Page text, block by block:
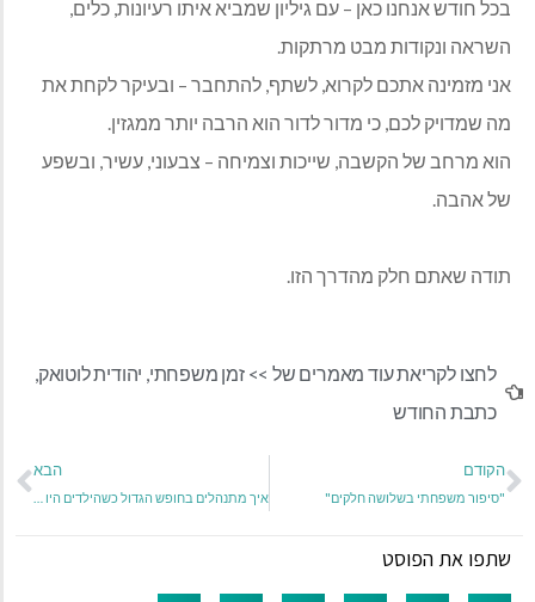
בכל חודש אנחנו כאן – עם גיליון שמביא איתו רעיונות, כלים,
השראה ונקודות מבט מרתקות.
אני מזמינה אתכם לקרוא, לשתף, להתחבר – ובעיקר לקחת את
מה שמדויק לכם, כי מדור לדור הוא הרבה יותר ממגזין.
הוא מרחב של הקשבה, שייכות וצמיחה – צבעוני, עשיר, ובשפע
של אהבה.
תודה שאתם חלק מהדרך הזו.
לחצו לקריאת עוד מאמרים של >> זמן משפחתי, יהודית לוטואק,
כתבת החודש
הקודם
"סיפור משפחתי בשלושה חלקים"
הבא
שתפו את הפוסט